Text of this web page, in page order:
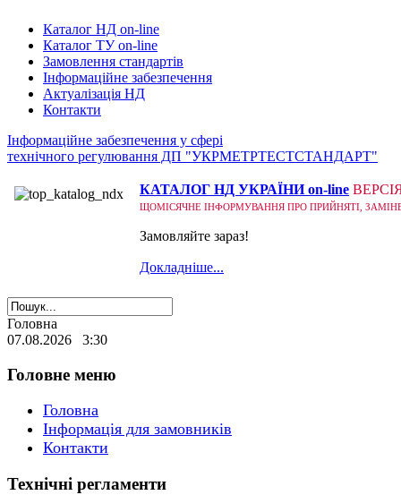
Каталог НД on-line
Каталог ТУ on-line
Замовлення стандартів
Інформаційне забезпечення
Актуалізація НД
Контакти
Інформаційне забезпечення у сфері
технічного регулювання ДП "УКРМЕТРТЕСТСТАНДАРТ"
КАТАЛОГ НД УКРАЇНИ on-line
ЩОМІСЯЧНЕ ІНФОРМУВАННЯ ПРО ПРИЙНЯТІ,
Замовляйте зараз!
Докладніше...
Головна
07.08.2026 3:30
Головне меню
Головна
Інформація для замовників
Контакти
Технічні регламенти